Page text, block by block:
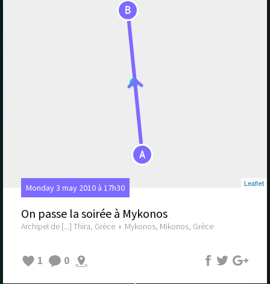
A
B
Leaflet
Monday 3 may 2010 à 17h30
On passe la soirée à Mykonos
Archipel de [...] Thíra, Grèce › Mykonos, Mikonos, Grèce
1 0